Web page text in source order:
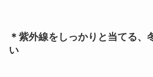
＊紫外線をしっかりと当てる、
い